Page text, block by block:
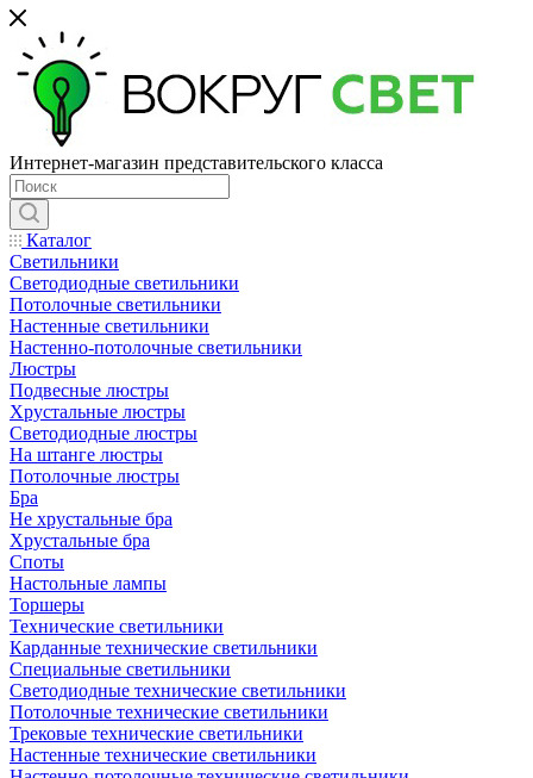
Интернет-магазин представительского класса
Каталог
Светильники
Светодиодные светильники
Потолочные светильники
Настенные светильники
Настенно-потолочные светильники
Люстры
Подвесные люстры
Хрустальные люстры
Светодиодные люстры
На штанге люстры
Потолочные люстры
Бра
Не хрустальные бра
Хрустальные бра
Споты
Настольные лампы
Торшеры
Технические светильники
Карданные технические светильники
Специальные светильники
Светодиодные технические светильники
Потолочные технические светильники
Трековые технические светильники
Настенные технические светильники